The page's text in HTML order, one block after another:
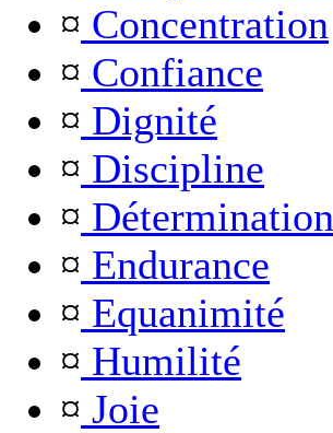
¤ Concentration
¤ Confiance
¤ Dignité
¤ Discipline
¤ Détermination
¤ Endurance
¤ Equanimité
¤ Humilité
¤ Joie